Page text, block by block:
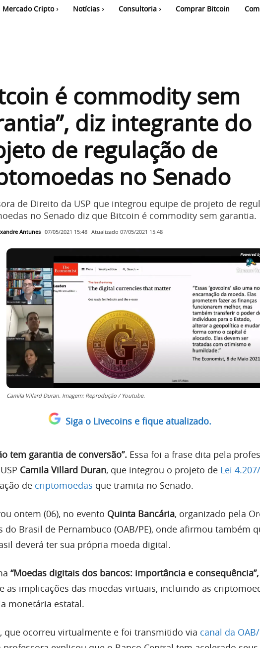
Mercado Cripto Notícias Consultoria Comprar Bitcoin
é commodity sem
diz integrante do
de regulação de
no Senado
de Direito da USP que integrou equipe de projeto de
no Senado diz que Bitcoin é commodity sem garantia.
Antunes 07/05/2021 15:48 Atualizado 07/05/2021 15:48
Camila Villard Duran. Imagem: Reprodução / Youtube.
Siga o Livecoins e fique atualizado.
tem garantia de conversão”. Essa foi a frase dita pela
Camila Villard Duran, que integrou o projeto de Lei
de criptomoedas que tramita no Senado.
ontem (06), no evento Quinta Bancária, organizado pela
do Brasil de Pernambuco (OAB/PE), onde afirmou também
deverá ter sua própria moeda digital.
“Moedas digitais dos bancos: importância e consequência”,
as implicações das moedas virtuais, incluindo as
monetária estatal.
que ocorreu virtualmente e foi transmitido via canal da